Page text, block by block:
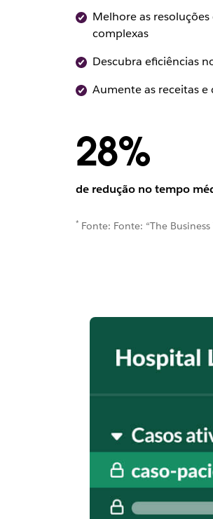
Melhore as
complexas
Descubra eficiências
Aumente as receitas
28%
de redução no tempo
* Fonte: Fonte: “The